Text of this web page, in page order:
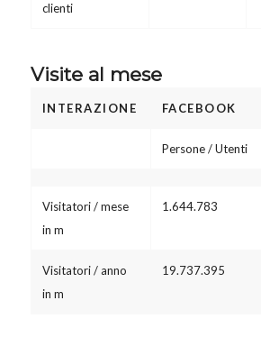
clienti
Visite al mese
INTERAZIONE FACEBOOK
Persone / Utenti
Visitatori / mese
in m
1.644.783
Visitatori / anno
in m
19.737.395